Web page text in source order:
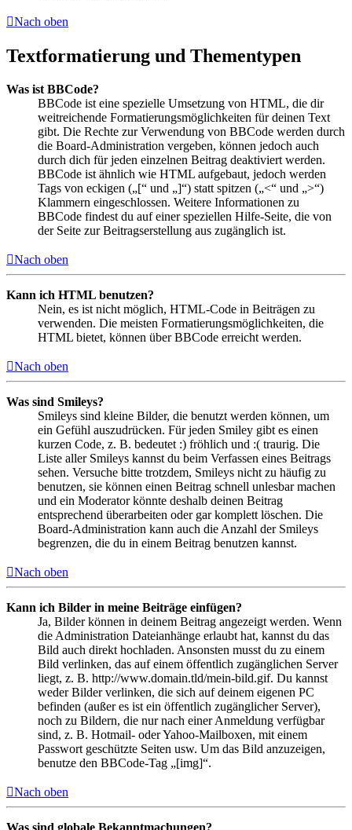
Nach oben
Textformatierung und Thementypen
Was ist BBCode?
BBCode ist eine spezielle Umsetzung von HTML, die dir
weitreichende Formatierungsmöglichkeiten für deinen Text
gibt. Die Rechte zur Verwendung von BBCode werden durch
die Board-Administration vergeben, können jedoch auch
durch dich für jeden einzelnen Beitrag deaktiviert werden.
BBCode ist ähnlich wie HTML aufgebaut, jedoch werden
Tags von eckigen („[“ und „]“) statt spitzen („<“ und „>“)
Klammern eingeschlossen. Weitere Informationen zu
BBCode findest du auf einer speziellen Hilfe-Seite, die von
der Seite zur Beitragserstellung aus zugänglich ist.
Nach oben
Kann ich HTML benutzen?
Nein, es ist nicht möglich, HTML-Code in Beiträgen zu
verwenden. Die meisten Formatierungsmöglichkeiten, die
HTML bietet, können über BBCode erreicht werden.
Nach oben
Was sind Smileys?
Smileys sind kleine Bilder, die benutzt werden können, um
ein Gefühl auszudrücken. Für jeden Smiley gibt es einen
kurzen Code, z. B. bedeutet :) fröhlich und :( traurig. Die
Liste aller Smileys kannst du beim Verfassen eines Beitrags
sehen. Versuche bitte trotzdem, Smileys nicht zu häufig zu
benutzen, sie können einen Beitrag schnell unlesbar machen
und ein Moderator könnte deshalb deinen Beitrag
entsprechend überarbeiten oder gar komplett löschen. Die
Board-Administration kann auch die Anzahl der Smileys
begrenzen, die du in einem Beitrag benutzen kannst.
Nach oben
Kann ich Bilder in meine Beiträge einfügen?
Ja, Bilder können in deinem Beitrag angezeigt werden. Wenn
die Administration Dateianhänge erlaubt hat, kannst du das
Bild auch direkt hochladen. Ansonsten musst du zu einem
Bild verlinken, das auf einem öffentlich zugänglichen Server
liegt, z. B. http://www.domain.tld/mein-bild.gif. Du kannst
weder Bilder verlinken, die sich auf deinem eigenen PC
befinden (außer es ist ein öffentlich zugänglicher Server),
noch zu Bildern, die nur nach einer Anmeldung verfügbar
sind, z. B. Hotmail- oder Yahoo-Mailboxen, mit einem
Passwort geschützte Seiten usw. Um das Bild anzuzeigen,
benutze den BBCode-Tag „[img]“.
Nach oben
Was sind globale Bekanntmachungen?